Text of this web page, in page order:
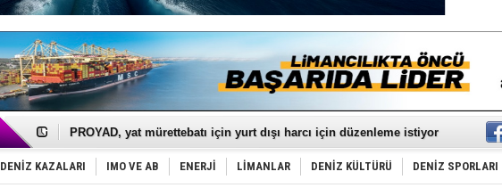
İTU AUV, Dünya’da 2. oldu!
PROYAD, yat mürettebatı için yurt dışı harcı için düzenleme istiyor
Türkiye-Irak enerji hattında yeni dönem başlıyor
Türk Armatöre 'Uyuşturucu' tutuklaması!
Deniz turizminde yeni ‘Ceza Rejimi’!
DENİZ KAZALARI IMO VE AB ENERJİ LİMANLAR DENİZ KÜLTÜRÜ DENİZ SPORLARI